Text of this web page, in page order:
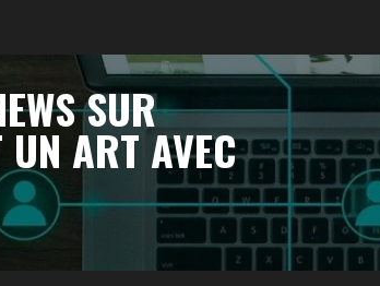
SUR
ART AVEC